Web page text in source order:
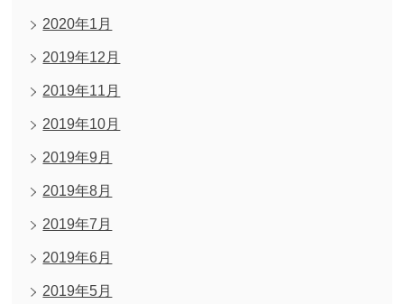
2020年1月
2019年12月
2019年11月
2019年10月
2019年9月
2019年8月
2019年7月
2019年6月
2019年5月